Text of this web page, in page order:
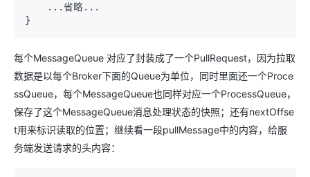
每个MessageQueue 对应了封装成了一个PullRequest，因为拉取
数据是以每个Broker下面的Queue为单位，同时里面还一个Proce
ssQueue，每个MessageQueue也同样对应一个ProcessQueue，
保存了这个MessageQueue消息处理状态的快照；还有nextOffse
t用来标识读取的位置；继续看一段pullMessage中的内容，给服
务端发送请求的头内容：